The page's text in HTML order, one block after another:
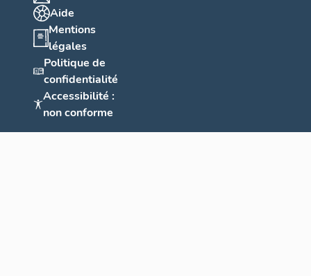
Aide
Mentions
légales
Politique de
confidentialité
Accessibilité :
non conforme